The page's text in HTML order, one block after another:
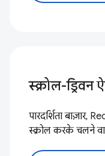
स्क्रोल-
पारदर्शिता
स्क्रोल करके चलने